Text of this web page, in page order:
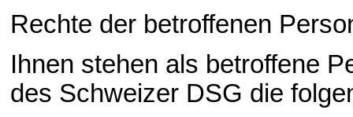
Rechte der betroffenen
Ihnen stehen als betroffene
des Schweizer DSG die